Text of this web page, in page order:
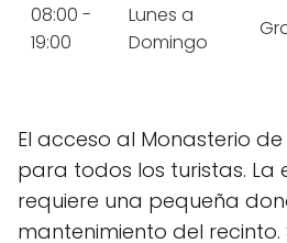
08:00 -
19:00
Lunes a
Domingo
El acceso al Monasterio
para todos los turistas. La
requiere una pequeña
mantenimiento del recinto.